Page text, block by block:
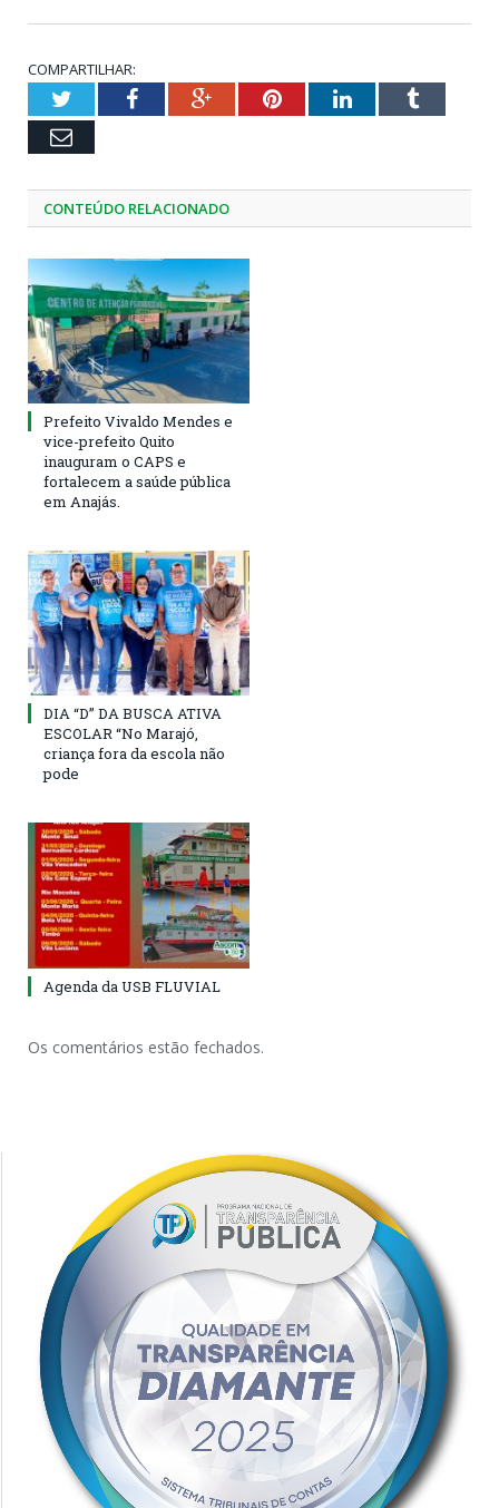
COMPARTILHAR:
TwitterFacebookGoogle+PinterestLinkedInTumblr
Email
CONTEÚDO RELACIONADO
Prefeito Vivaldo Mendes e
vice-prefeito Quito
inauguram o CAPS e
fortalecem a saúde pública
em Anajás.
DIA “D” DA BUSCA ATIVA
ESCOLAR “No Marajó,
criança fora da escola não
pode
Agenda da USB FLUVIAL
Os comentários estão fechados.